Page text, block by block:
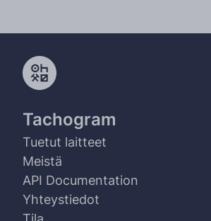
Tachogram
Tuetut laitteet
Meistä
API Documentation
Yhteystiedot